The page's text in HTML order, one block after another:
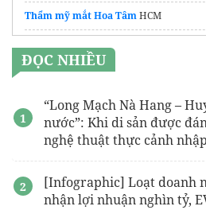
Thẩm mỹ mắt Hoa TâmHCM
ĐỌC NHIỀU
“Long Mạch Nà Hang –
nước”: Khi di sản được
nghệ thuật thực cảnh
[Infographic] Loạt doanh
nhận lợi nhuận nghìn tỷ,